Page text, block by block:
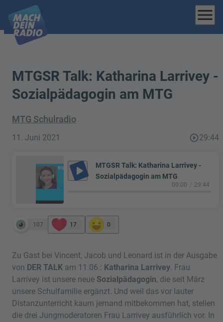
menu
MTGSR Talk: Katharina Larrivey -
Sozialpädagogin am MTG
MTG Schulradio
11. Juni 2021 play_circle_outline29:44
play_arrow
MTGSR Talk: Katharina Larrivey -
Sozialpädagogin am MTG
00:00 29:44
107 17 0
Zu Gast bei Vincent, Jacob und Leonard ist in der Ausgabe
von DER TALK am 11.06.: Katharina Larrivey . Frau
Larrivey ist unsere neue Sozialpädagogin, die seit März
unsere Schulfamilie ergänzt. Und weil das vor lauter
Distanzunterricht kaum jemand mitbekommen hat, stellen
die drei Jungmoderatoren Frau Larrivey ausführlich vor. In